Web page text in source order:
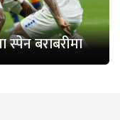
स्पेन बराबरीमा